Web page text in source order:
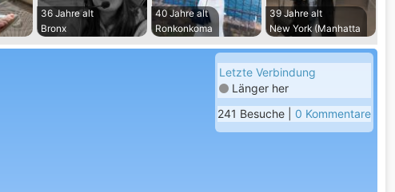
36 Jahre alt
Bronx
40 Jahre alt
Ronkonkoma
39 Jahre alt
New York (Manhatta
Letzte Verbindung
Länger her
241 Besuche | 0 Kommentare